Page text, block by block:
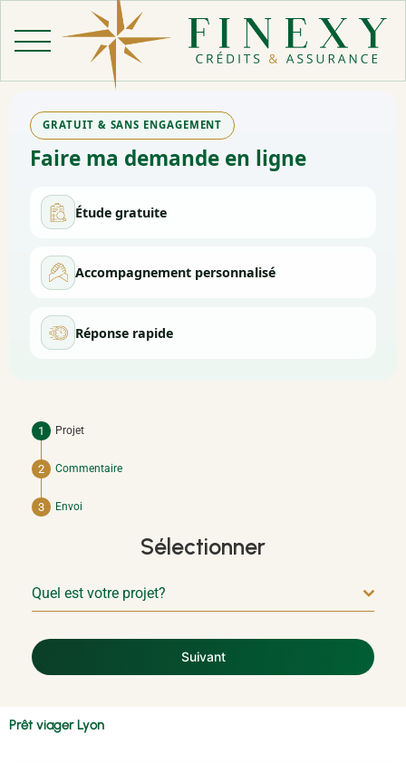
contenu
GRATUIT & SANS ENGAGEMENT
Faire ma demande en ligne
Étude gratuite
Accompagnement personnalisé
Réponse rapide
Projet
Commentaire
Envoi
Sélectionner
Quel est votre projet?
Suivant
Prêt viager Lyon